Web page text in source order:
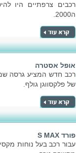
ה2000.
אופל אסטרה
רכב חדש המציע גרסה
של פלקסווגן גולף.
פורד S MAX
עבור רכב בעל נוחות